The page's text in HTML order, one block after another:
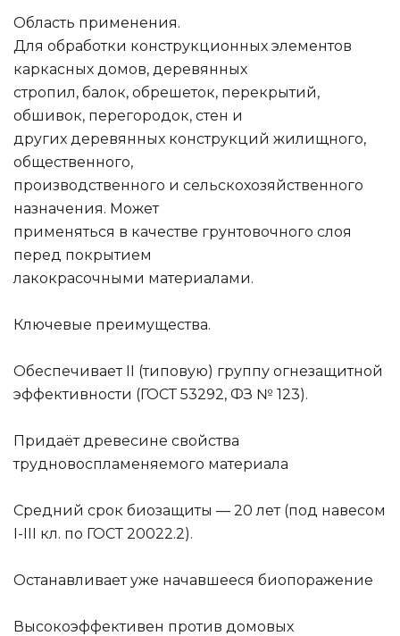
Область применения.
Для обработки конструкционных элементов
каркасных домов, деревянных
стропил, балок, обрешеток, перекрытий,
обшивок, перегородок, стен и
других деревянных конструкций жилищного,
общественного,
производственного и сельскохозяйственного
назначения. Может
применяться в качестве грунтовочного слоя
перед покрытием
лакокрасочными материалами.
Ключевые преимущества.
Обеспечивает II (типовую) группу огнезащитной
эффективности (ГОСТ 53292, ФЗ № 123).
Придаёт древесине свойства
трудновоспламеняемого материала
Средний срок биозащиты — 20 лет (под навесом
I-III кл. по ГОСТ 20022.2).
Останавливает уже начавшееся биопоражение
Высокоэффективен против домовых